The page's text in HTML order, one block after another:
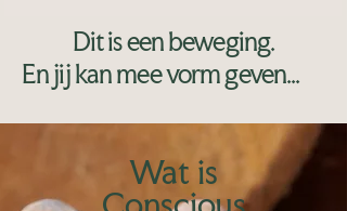
Dit is een beweging.
En jij kan mee vorm geven...
Wat is